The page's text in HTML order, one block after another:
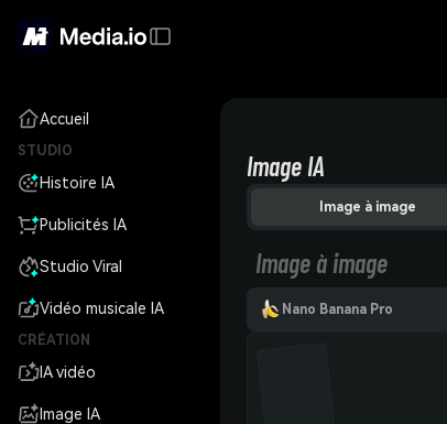
Accueil
STUDIO
Histoire IA
Publicités IA
Studio Viral
Vidéo musicale IA
CRÉATION
IA vidéo
Image IA
Image IA
Image à image
Image à image
Nano Banana Pro